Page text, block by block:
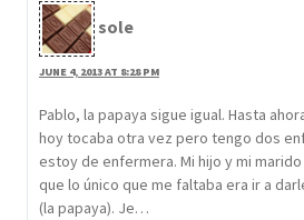
sole
JUNE 4, 2013 AT 8:28 PM
Pablo, la papaya sigue igual. Hasta
hoy tocaba otra vez pero tengo dos
estoy de enfermera. Mi hijo y mi
que lo único que me faltaba era ir a
(la papaya). Je…